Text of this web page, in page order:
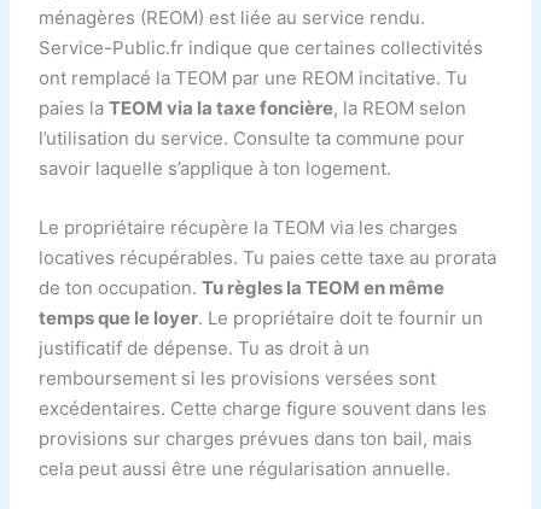
ménagères (REOM) est liée au service rendu.
Service-Public.fr indique que certaines collectivités
ont remplacé la TEOM par une REOM incitative. Tu
paies laTEOM via la taxe foncière, la REOM selon
l’utilisation du service. Consulte ta commune pour
savoir laquelle s’applique à ton logement.
Le propriétaire récupère la TEOM via les charges
locatives récupérables. Tu paies cette taxe au prorata
de ton occupation.Tu règles la TEOM en même
temps que le loyer. Le propriétaire doit te fournir un
justificatif de dépense. Tu as droit à un
remboursement si les provisions versées sont
excédentaires. Cette charge figure souvent dans les
provisions sur charges prévues dans ton bail, mais
cela peut aussi être une régularisation annuelle.